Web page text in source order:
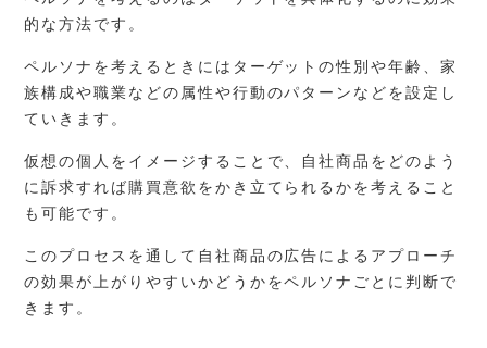
的な方法です。
ペルソナを考えるときにはターゲットの性別や年齢、家
族構成や職業などの属性や行動のパターンなどを設定し
ていきます。
仮想の個人をイメージすることで、自社商品をどのよう
に訴求すれば購買意欲をかき立てられるかを考えること
も可能です。
このプロセスを通して自社商品の広告によるアプローチ
の効果が上がりやすいかどうかをペルソナごとに判断で
きます。